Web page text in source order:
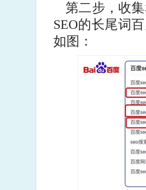
第二步，收
SEO的长尾词
如图：